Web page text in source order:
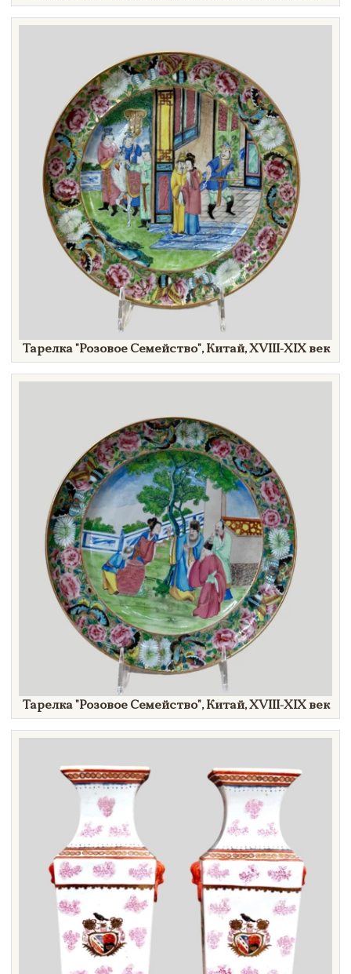
Тарелка"Розовое Семейство", Китай, XVIII-XIX век
Тарелка"Розовое Семейство", Китай, XVIII-XIX век